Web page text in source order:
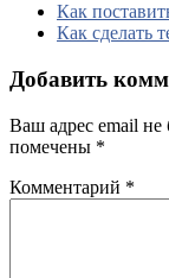
Как
Как сделать
Добавить
Ваш адрес email не
помечены *
Комментарий *